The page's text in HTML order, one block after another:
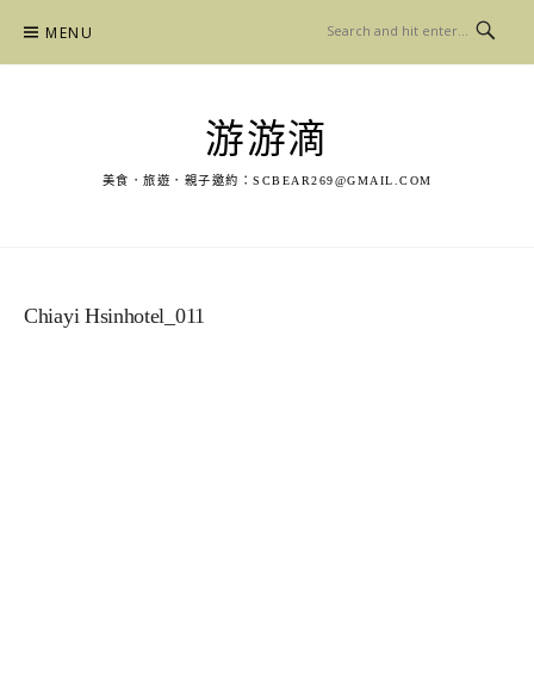
content
MENU
游游滴
美食．旅遊．親子邀約： SCBEAR269@GMAIL.COM
Chiayi Hsinhotel_011